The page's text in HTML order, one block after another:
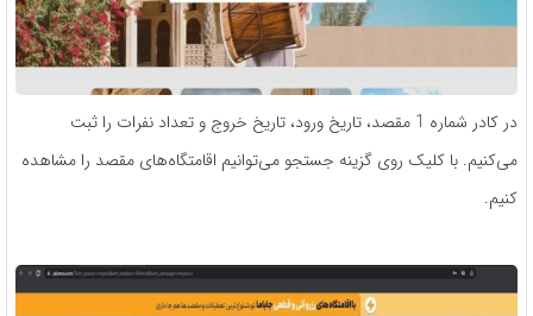
در کادر شماره 1 مقصد، تاریخ ورود، تاریخ خروج و تعداد نفرات را ثبت
می‌کنیم. با کلیک روی گزینه جستجو می‌توانیم اقامتگاه‌های مقصد را مشاهده
کنیم.